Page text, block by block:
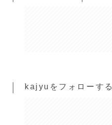
kajyuをフォローする